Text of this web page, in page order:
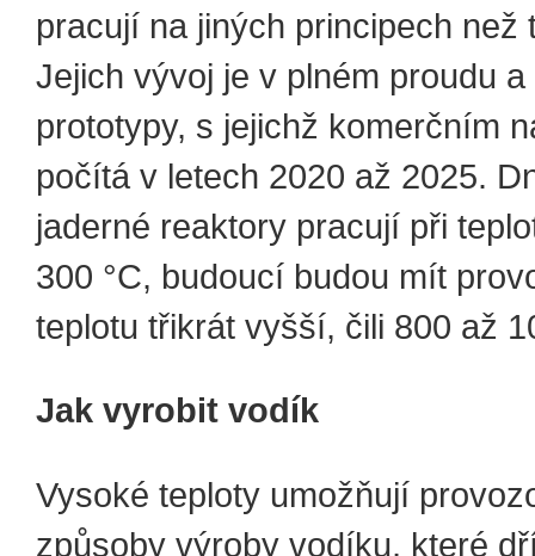
pracují na jiných principech než
Jejich vývoj je v plném proudu
prototypy, s jejichž komerčním
počítá v letech 2020 až 2025.
jaderné reaktory pracují při
300 °C, budoucí budou mít
teplotu třikrát vyšší, čili 800 až
Jak vyrobit vodík
Vysoké teploty umožňují
způsoby výroby vodíku, které